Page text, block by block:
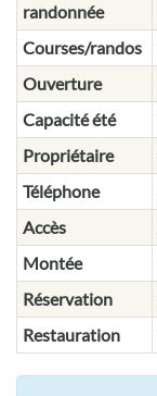
randonnée
Courses/randos
Ouverture
Capacité été
Propriétaire
Téléphone
Accès
Montée
Réservation
Restauration